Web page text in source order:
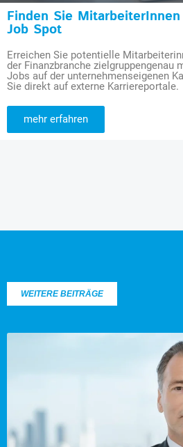
Finden Sie
Job Spot
Erreichen Sie potentielle
der Finanzbranche zielgruppengenau
Jobs auf der unternehmenseigenen
Sie direkt auf externe Karriereportale.
mehr erfahren
WEITERE BEITRÄGE